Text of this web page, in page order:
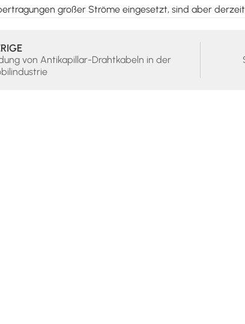
großer Ströme eingesetzt, sind aber
von Antikapillar-Drahtkabeln in der